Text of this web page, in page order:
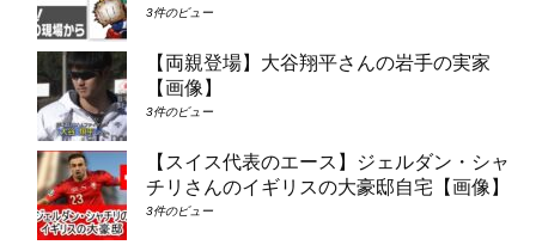
3件のビュー
【両親登場】大谷翔平さんの岩手の実家
【画像】
3件のビュー
【スイス代表のエース】ジェルダン・シャ
チリさんのイギリスの大豪邸自宅【画像】
3件のビュー